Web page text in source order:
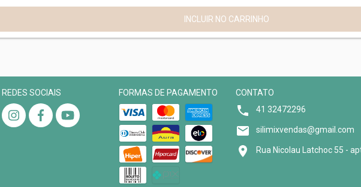
REDES SOCIAIS FORMAS DE PAGAMENTO
CONTATO
41 32472296
silimixvendas@gmail.com
Rua Nicolau Latchoc 55 -